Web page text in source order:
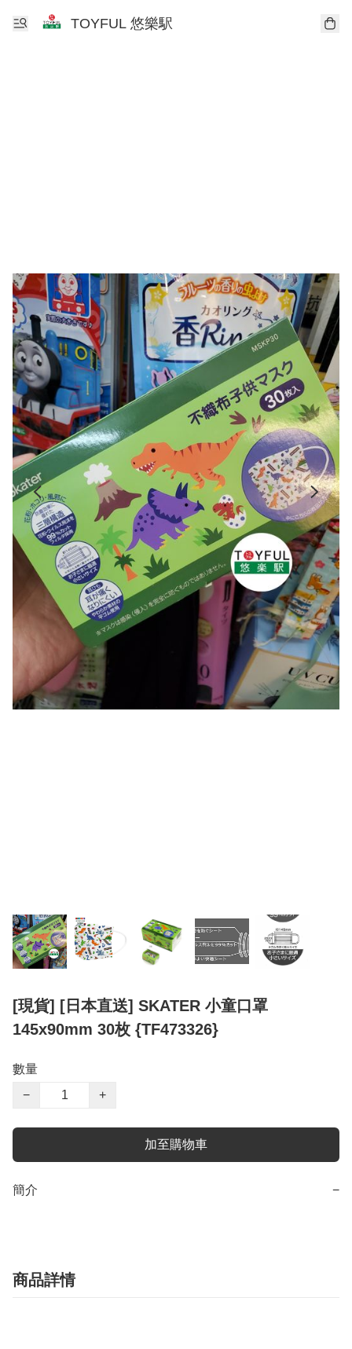
TOYFUL 悠樂駅
[現貨] [日本直送] SKATER 小童口罩
145x90mm 30枚 {TF473326}
數量
−
+
加至購物車
簡介 −
商品詳情